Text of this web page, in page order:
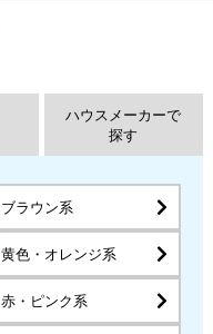
ハウスメーカーで
探す
ブラウン系
黄色・オレンジ系
赤・ピンク系